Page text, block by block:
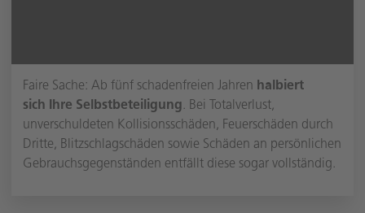
Faire Sache: Ab fünf schadenfreien Jahren halbiert
sich Ihre Selbstbeteiligung. Bei Totalverlust,
unverschuldeten Kollisionsschäden, Feuerschäden durch
Dritte, Blitzschlagschäden sowie Schäden an persönlichen
Gebrauchsgegenständen entfällt diese sogar vollständig.